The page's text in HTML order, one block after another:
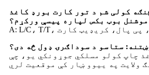
کولی شم د تور کارت بورډ کاغذ
بوټ بکس لپاره پیسې ورکړم؟
ستاسو د سوداګرۍ ډول څه دی؟
چاپ کولو مسلکي جوړونکي یو، چې